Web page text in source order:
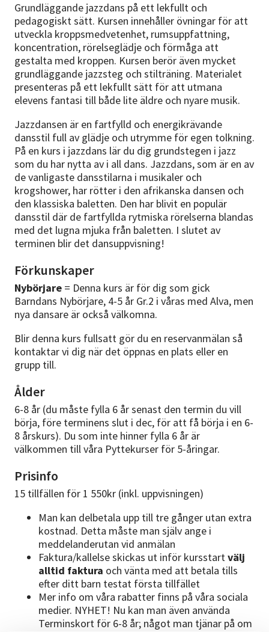
Grundläggande jazzdans på ett lekfullt och
pedagogiskt sätt. Kursen innehåller övningar för att
utveckla kroppsmedvetenhet, rumsuppfattning,
koncentration, rörelseglädje och förmåga att
gestalta med kroppen. Kursen berör även mycket
grundläggande jazzsteg och stilträning. Materialet
presenteras på ett lekfullt sätt för att utmana
elevens fantasi till både lite äldre och nyare musik.
Jazzdansen är en fartfylld och energikrävande
dansstil full av glädje och utrymme för egen tolkning.
På en kurs i jazzdans lär du dig grundstegen i jazz
som du har nytta av i all dans. Jazzdans, som är en av
de vanligaste dansstilarna i musikaler och
krogshower, har rötter i den afrikanska dansen och
den klassiska baletten. Den har blivit en populär
dansstil där de fartfyllda rytmiska rörelserna blandas
med det lugna mjuka från baletten. I slutet av
terminen blir det dansuppvisning!
Förkunskaper
Nybörjare = Denna kurs är för dig som gick
Barndans Nybörjare, 4-5 år Gr.2 i våras med Alva, men
nya dansare är också välkomna.
Blir denna kurs fullsatt gör du en reservanmälan så
kontaktar vi dig när det öppnas en plats eller en
grupp till.
Ålder
6-8 år (du måste fylla 6 år senast den termin du vill
börja, före terminens slut i dec, för att få börja i en 6-
8 årskurs). Du som inte hinner fylla 6 år är
välkommen till våra Pyttekurser för 5-åringar.
Prisinfo
15 tillfällen för 1 550kr (inkl. uppvisningen)
Man kan delbetala upp till tre gånger utan extra
kostnad. Detta måste man själv ange i
meddelanderutan vid anmälan
Faktura/kallelse skickas ut inför kursstartvälj
alltid faktura och vänta med att betala tills
efter ditt barn testat första tillfället
Mer info om våra rabatter finns på våra sociala
medier. NYHET! Nu kan man även använda
Terminskort för 6-8 år; något man tjänar på om